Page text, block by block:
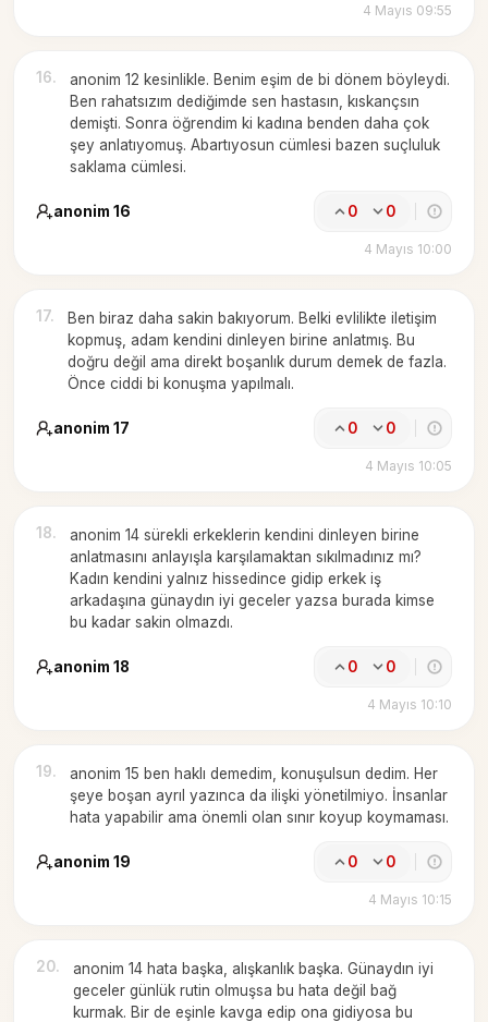
4 Mayıs 09:55
16.
anonim 12 kesinlikle. Benim eşim de bi dönem böyleydi.
Ben rahatsızım dediğimde sen hastasın, kıskançsın
demişti. Sonra öğrendim ki kadına benden daha çok
şey anlatıyomuş. Abartıyosun cümlesi bazen suçluluk
saklama cümlesi.
anonim 16 0 0
4 Mayıs 10:00
17.
Ben biraz daha sakin bakıyorum. Belki evlilikte iletişim
kopmuş, adam kendini dinleyen birine anlatmış. Bu
doğru değil ama direkt boşanlık durum demek de fazla.
Önce ciddi bi konuşma yapılmalı.
anonim 17 0 0
4 Mayıs 10:05
18.
anonim 14 sürekli erkeklerin kendini dinleyen birine
anlatmasını anlayışla karşılamaktan sıkılmadınız mı?
Kadın kendini yalnız hissedince gidip erkek iş
arkadaşına günaydın iyi geceler yazsa burada kimse
bu kadar sakin olmazdı.
anonim 18 0 0
4 Mayıs 10:10
19.
anonim 15 ben haklı demedim, konuşulsun dedim. Her
şeye boşan ayrıl yazınca da ilişki yönetilmiyo. İnsanlar
hata yapabilir ama önemli olan sınır koyup koymaması.
anonim 19 0 0
4 Mayıs 10:15
20.
anonim 14 hata başka, alışkanlık başka. Günaydın iyi
geceler günlük rutin olmuşsa bu hata değil bağ
kurmak. Bir de eşinle kavga edip ona gidiyosa bu